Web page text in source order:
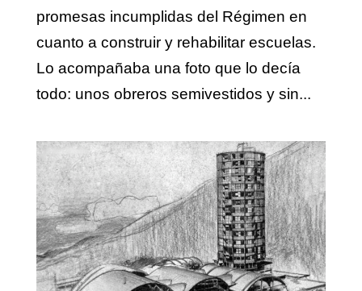
promesas incumplidas del Régimen en
cuanto a construir y rehabilitar escuelas.
Lo acompañaba una foto que lo decía
todo: unos obreros semivestidos y sin...